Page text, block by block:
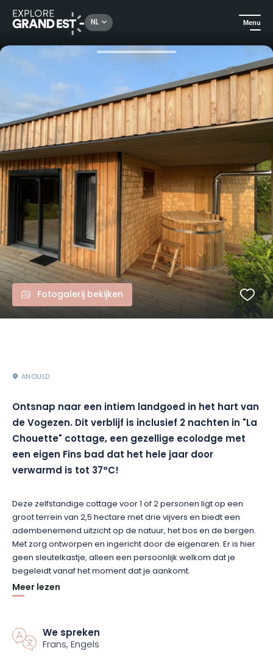
NL Menu
Kijk je ogen uit in de Grand Est Ontspannende natuurvakantie voor koppels met privé spa bij Nature Cottage Vosges
Fotogalerij bekijken
ANOULD
Ontsnap naar een intiem landgoed in het hart van
de Vogezen. Dit verblijf is inclusief 2 nachten in "La
Chouette" cottage, een gezellige ecolodge met
een eigen Fins bad dat het hele jaar door
verwarmd is tot 37°C!
Deze zelfstandige cottage voor 1 of 2 personen ligt op een
groot terrein van 2,5 hectare met drie vijvers en biedt een
adembenemend uitzicht op de natuur, het bos en de bergen.
Met zorg ontworpen en ingericht door de eigenaren. Er is hier
geen sleutelkastje, alleen een persoonlijk welkom dat je
begeleidt vanaf het moment dat je aankomt.
beveiligde fietsenruimte en een motorstalling. Geniet van een
bevoorrechte locatie op slechts 15 minuten van Gérardmer, 30
Meer lezen
We spreken
Frans, Engels